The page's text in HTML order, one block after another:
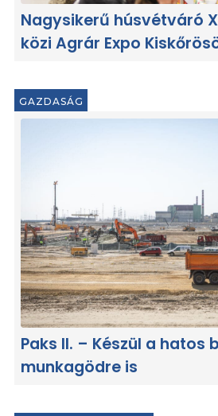
Nagysikerű húsvétváró
közi Agrár Expo
GAZDASÁG
Paks II. – Készül a hatos
munkagödre is